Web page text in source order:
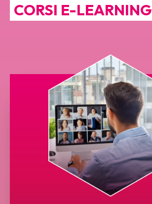
CORSI E-LEARNING